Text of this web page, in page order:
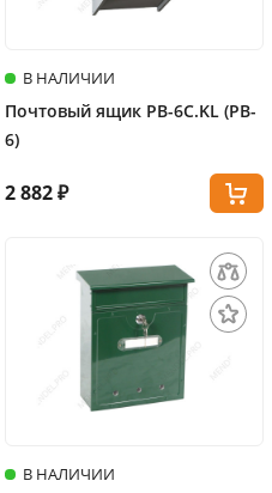
В НАЛИЧИИ
Почтовый ящик PB-6C.KL (PB-
6)
2 882 ₽
В НАЛИЧИИ